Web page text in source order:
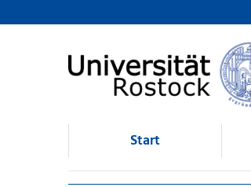
Browsen
direkt zum Inhalt
Start